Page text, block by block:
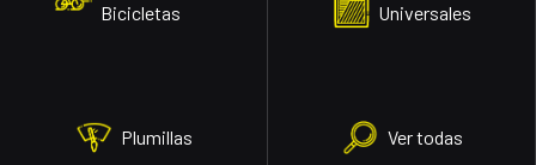
Bicicletas
Universales
Plumillas Ver todas